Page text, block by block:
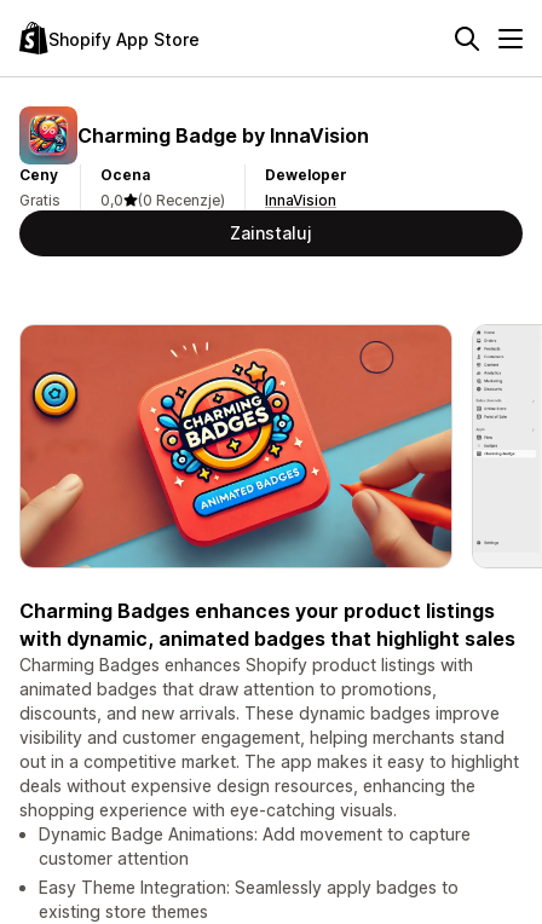
Shopify App Store
Charming Badge by InnaVision
Ceny
Gratis
Ocena
0,0
(0 Recenzje)
Deweloper
InnaVision
Zainstaluj
Charming Badges enhances your product listings
with dynamic, animated badges that highlight sales
Charming Badges enhances Shopify product listings with
animated badges that draw attention to promotions,
discounts, and new arrivals. These dynamic badges improve
visibility and customer engagement, helping merchants stand
out in a competitive market. The app makes it easy to highlight
deals without expensive design resources, enhancing the
shopping experience with eye-catching visuals.
Dynamic Badge Animations: Add movement to capture
customer attention
Easy Theme Integration: Seamlessly apply badges to
existing store themes